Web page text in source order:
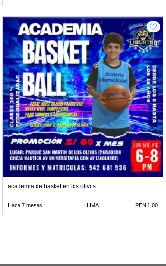
academia de basket en los olivos
Hace 7 meses LIMA PEN 1.00